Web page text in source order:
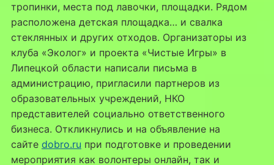
тропинки, места под лавочки, площадки. Рядом
расположена детская площадка… и свалка
стеклянных и других отходов. Организаторы из
клуба «Эколог» и проекта «Чистые Игры» в
Липецкой области написали письма в
администрацию, пригласили партнеров из
образовательных учреждений, НКО
представителей социально ответственного
бизнеса. Откликнулись и на объявление на
сайте dobro.ru при подготовке и проведении
мероприятия как волонтеры онлайн, так и